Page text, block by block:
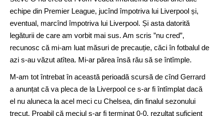
echipe din Premier League, jucînd împotriva lui Liverpool și,
eventual, marcînd împotriva lui Liverpool. Și asta datorită
legăturii de care am vorbit mai sus. Am scris ”nu cred”,
recunosc că mi-am luat măsuri de precauție, căci în fotbalul de
azi s-au văzut atîtea. Mi-ar părea însă rău să se întîmple.
M-am tot întrebat în această perioadă scursă de cînd Gerrard
a anunțat că va pleca de la Liverpool ce s-ar fi întîmplat dacă
el nu aluneca la acel meci cu Chelsea, din finalul sezonului
trecut. Proabil că meciul s-ar fi terminat 0-0, rezultat suficient